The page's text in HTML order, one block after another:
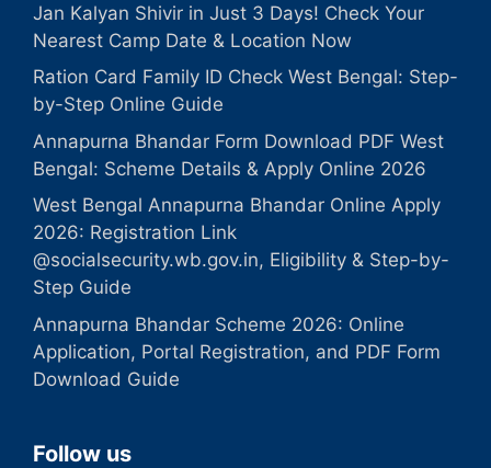
Jan Kalyan Shivir in Just 3 Days! Check Your
Nearest Camp Date & Location Now
Ration Card Family ID Check West Bengal: Step-
by-Step Online Guide
Annapurna Bhandar Form Download PDF West
Bengal: Scheme Details & Apply Online 2026
West Bengal Annapurna Bhandar Online Apply
2026: Registration Link
@socialsecurity.wb.gov.in, Eligibility & Step-by-
Step Guide
Annapurna Bhandar Scheme 2026: Online
Application, Portal Registration, and PDF Form
Download Guide
Follow us